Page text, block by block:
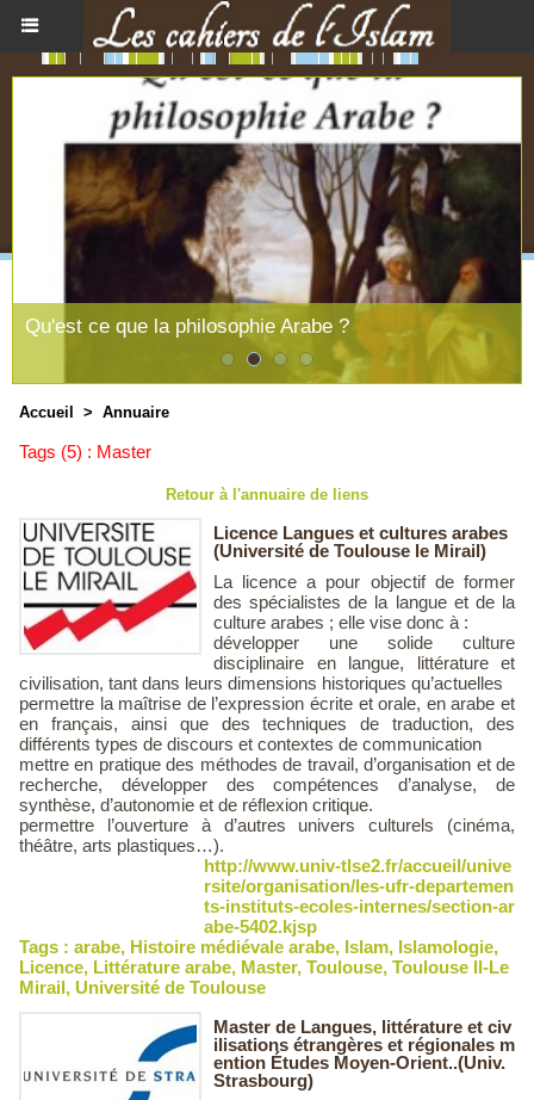
Qu'est ce que la philosophie Arabe ?
Accueil > Annuaire
Tags (5) : Master
Retour à l'annuaire de liens
Licence Langues et cultures arabes
(Université de Toulouse le Mirail)
La licence a pour objectif de former
des spécialistes de la langue et de la
culture arabes ; elle vise donc à :
développer une solide culture
disciplinaire en langue, littérature et
civilisation, tant dans leurs dimensions historiques qu’actuelles
permettre la maîtrise de l’expression écrite et orale, en arabe et
en français, ainsi que des techniques de traduction, des
différents types de discours et contextes de communication
mettre en pratique des méthodes de travail, d’organisation et de
recherche, développer des compétences d’analyse, de
synthèse, d’autonomie et de réflexion critique.
permettre l’ouverture à d’autres univers culturels (cinéma,
théâtre, arts plastiques…).
http://www.univ-tlse2.fr/accueil/unive
rsite/organisation/les-ufr-departemen
ts-instituts-ecoles-internes/section-ar
abe-5402.kjsp
Tags : arabe, Histoire médiévale arabe, Islam, Islamologie,
Licence, Littérature arabe, Master, Toulouse, Toulouse II-Le
Mirail, Université de Toulouse
Master de Langues, littérature et civ
ilisations étrangères et régionales m
ention Études Moyen-Orient..(Univ.
Strasbourg)